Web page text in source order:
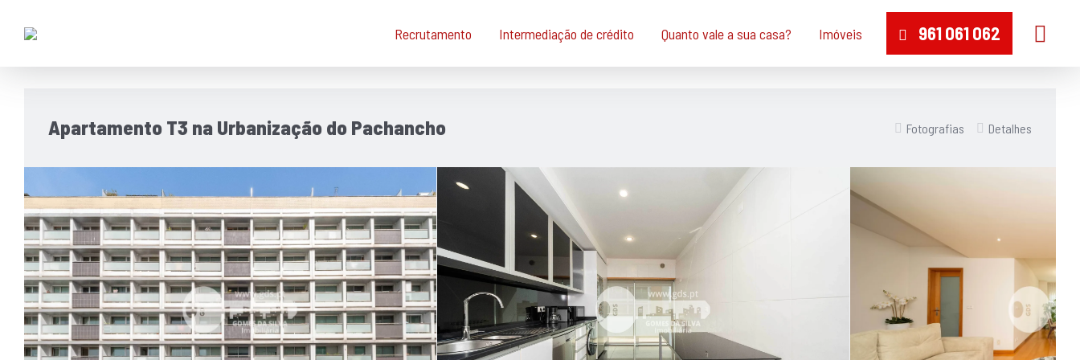
Recrutamento Intermediação de crédito Quanto vale a sua casa? Imóveis 961 061 062
Apartamento T3 na Urbanização do Pachancho Fotografias Detalhes